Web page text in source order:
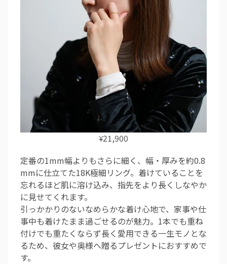
¥21,900
定番の1mm幅よりもさらに細く、幅・厚みを約0.8
mmに仕立てた18K極細リング。着けていることを
忘れるほど肌に溶け込み、指先をより長くしなやか
に見せてくれます。
引っかかりのないなめらかな着け心地で、家事や仕
事中も着けたまま過ごせるのが魅力。1本でも重ね
付けでも重たくならず長く愛用できる一生モノとな
るため、彼女や奥様へ贈るプレゼントにおすすめで
す。